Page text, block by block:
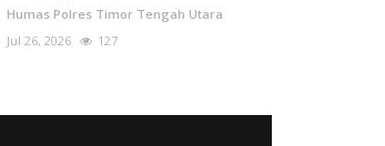
Humas Polres Timor Tengah Utara
Jul 26, 2026
127